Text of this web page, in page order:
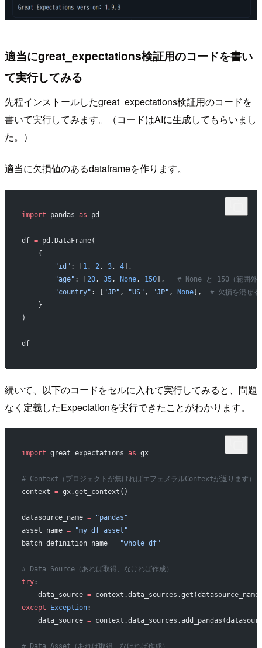
適当にgreat_expectations検証用のコードを書い
て実行してみる
先程インストールしたgreat_expectations検証用のコードを
書いて実行してみます。（コードはAIに生成してもらいまし
た。）
適当に欠損値のあるdataframeを作ります。
import pandas as pd
df = pd.DataFrame(
    {
        "id"
: [1 , 2 , 3, 4],
        "age"
: [20, 35, None, 150], # None と 150（範囲外
        "country"
: [ "JP" , "US" , "JP" , None], # 欠損を混ぜる
    }
)
df
続いて、以下のコードをセルに入れて実行してみると、問題
なく定義したExpectationを実行できたことがわかります。
import great_expectations as gx
# Context（プロジェクトが無ければエフェメラルContextが返ります）
context = gx.get_context()
datasource_name = "pandas"
asset_name = "my_df_asset"
batch_definition_name = "whole_df"
# Data Source（あれば取得、なければ作成）
try:
    data_source
=
except Exception:
    data_source
=